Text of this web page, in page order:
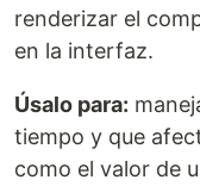
renderizar el
en la interfaz.
Úsalo para:
tiempo y que
como el valor de